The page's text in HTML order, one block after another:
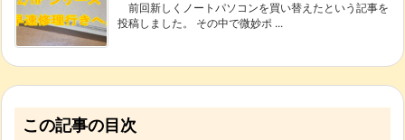
前回新しくノートパソコンを買い替えたという記事を
投稿しました。 その中で微妙ポ ...
この記事の目次